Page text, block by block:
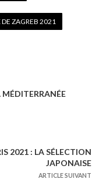
DE ZAGREB 2021
MÉDITERRANÉE
2021 : LA SÉLECTION
JAPONAISE
ARTICLE SUIVANT